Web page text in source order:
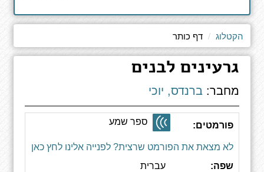
הקטלוג דף כותר
גרעינים לבנים
מחבר:ברנדס, יוכי
פורמטים: ספר שמע
לא מצאת את הפורמט שרצית? לפנייה אלינו לחץ כאן
שפה:
עברית